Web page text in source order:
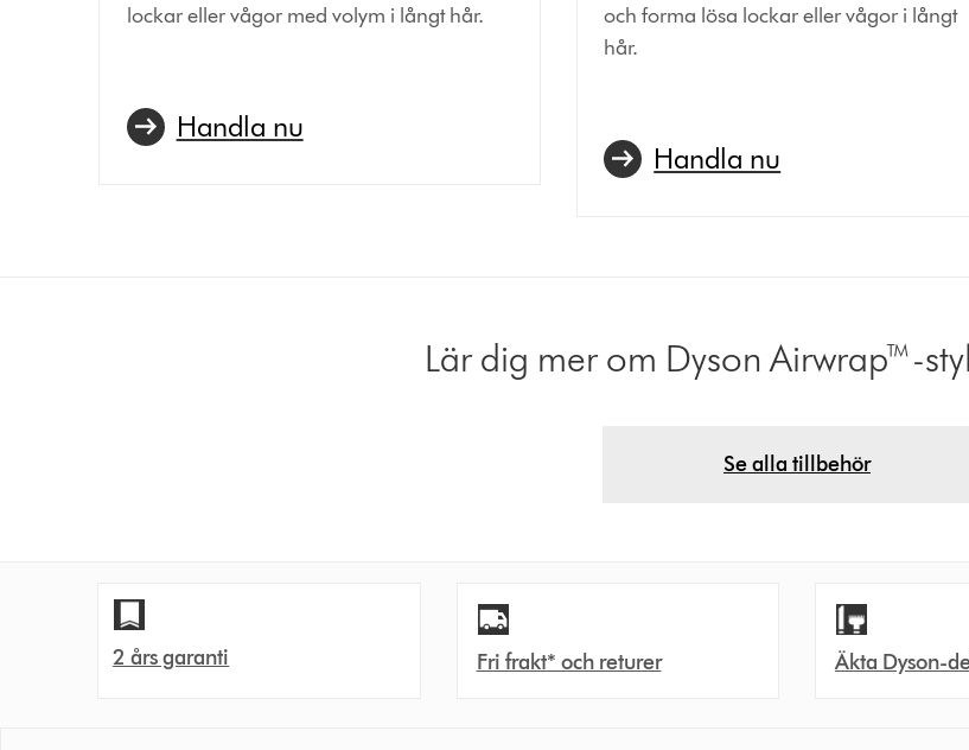
lockar eller vågor med volym i långt hår.
Handla nu
och forma lösa lockar eller vågor i långt
hår.
Handla nu
Lär dig mer om Dyson Airwrap™-
Se alla tillbehör
2 års garanti Fri frakt* och returer Äkta Dyson-